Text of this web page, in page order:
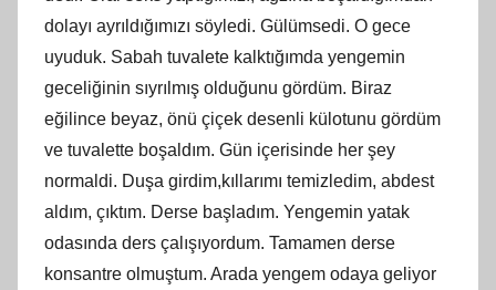
dolayı ayrıldığımızı söyledi. Gülümsedi. O gece
uyuduk. Sabah tuvalete kalktığımda yengemin
geceliğinin sıyrılmış olduğunu gördüm. Biraz
eğilince beyaz, önü çiçek desenli külotunu gördüm
ve tuvalette boşaldım. Gün içerisinde her şey
normaldi. Duşa girdim,kıllarımı temizledim, abdest
aldım, çıktım. Derse başladım. Yengemin yatak
odasında ders çalışıyordum. Tamamen derse
konsantre olmuştum. Arada yengem odaya geliyor